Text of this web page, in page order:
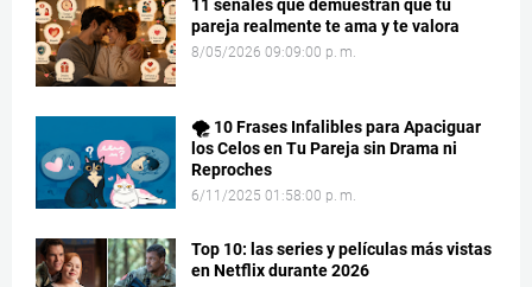
11 señales que demuestran que tu
pareja realmente te ama y te valora
8/05/2026 09:09:00 p. m.
🌪️ 10 Frases Infalibles para Apaciguar
los Celos en Tu Pareja sin Drama ni
Reproches
6/11/2025 01:58:00 p. m.
Top 10: las series y películas más vistas
en Netflix durante 2026